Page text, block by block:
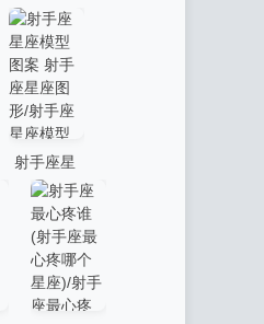
最高 射手
座星座身
高最高的
网站
座梦幻壁
纸？射手
座壁纸 梦
幻/射手座
星座梦幻
壁纸？射
手座壁纸
梦幻-我的
网站
射手座星
座模型图
案 射手座
星座图形/
射手座星